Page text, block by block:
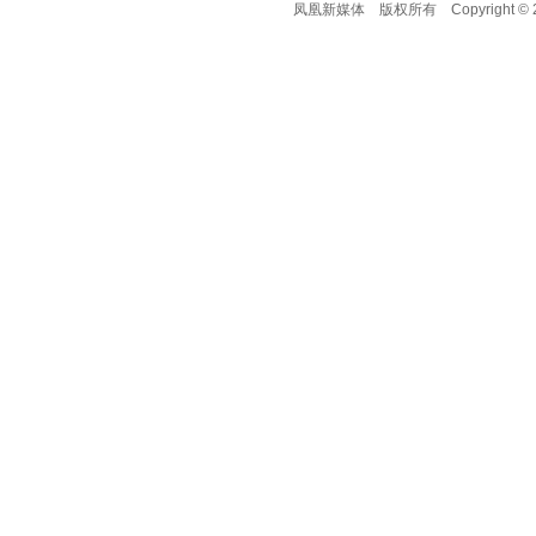
凤凰新媒体
版权所有 Copyright ©